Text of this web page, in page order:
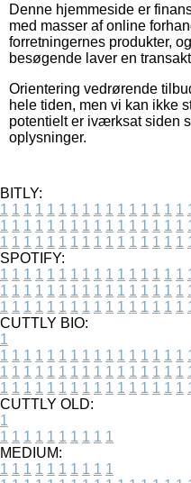
Denne hjemmeside er
med masser af online
forretningernes produkter,
besøgende laver en
Orientering vedrørende
hele tiden, men vi kan ikke
potentielt er iværksat siden
oplysninger.
BITLY:
1 1 1 1 1 1 1 1 1 1 1 1 1 1 1 1
1 1 1 1 1 1 1 1 1 1 1 1 1 1 1 1
1 1 1 1 1 1 1 1 1 1 1 1 1 1 1 1
SPOTIFY:
1 1 1 1 1 1 1 1 1 1 1 1 1 1 1 1
1 1 1 1 1 1 1 1 1 1 1 1 1 1 1 1
1 1 1 1 1 1 1 1 1 1 1 1 1 1 1 1
CUTTLY BIO:
1
1 1 1 1 1 1 1 1 1 1 1 1 1 1 1 1
1 1 1 1 1 1 1 1 1 1 1 1 1 1 1 1
1 1 1 1 1 1 1 1 1 1 1 1 1 1 1 1
CUTTLY OLD:
1
1 1 1 1 1 1 1 1 1 1
MEDIUM:
1 1 1 1 1 1 1 1 1 1